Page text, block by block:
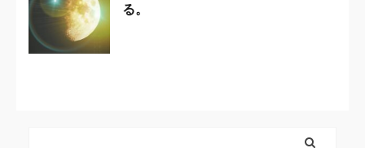
る。